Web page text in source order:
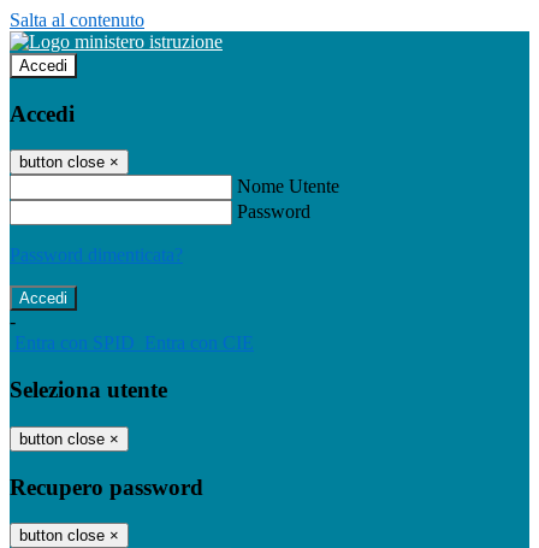
Salta al contenuto
Accedi
Accedi
button close ×
Nome Utente
Password
Password dimenticata?
-
Entra con SPID Entra con CIE
Seleziona utente
button close ×
Recupero password
button close ×